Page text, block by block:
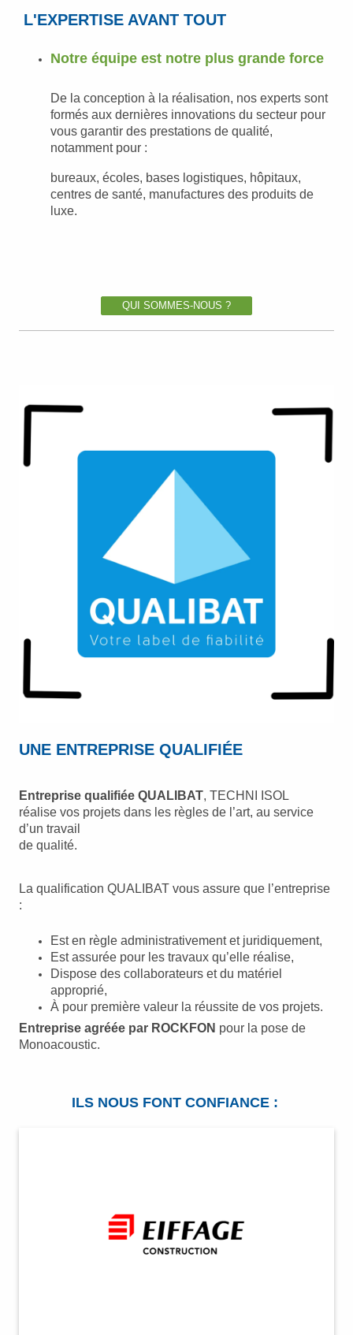
L'EXPERTISE AVANT TOUT
Notre équipe est notre plus grande force
De la conception à la réalisation, nos experts sont
formés aux dernières innovations du secteur pour
vous garantir des prestations de qualité,
notamment pour :
bureaux, écoles, bases logistiques, hôpitaux,
centres de santé, manufactures des produits de
luxe.
QUI SOMMES-NOUS ?
UNE ENTREPRISE QUALIFIÉE
Entreprise qualifiée QUALIBAT, TECHNI ISOL
réalise vos projets dans les règles de l’art, au service
d’un travail
de qualité.
La qualification QUALIBAT vous assure que l’entreprise
:
Est en règle administrativement et juridiquement,
Est assurée pour les travaux qu’elle réalise,
Dispose des collaborateurs et du matériel
approprié,
À pour première valeur la réussite de vos projets.
Entreprise agréée par ROCKFON pour la pose de
Monoacoustic.
ILS NOUS FONT CONFIANCE :